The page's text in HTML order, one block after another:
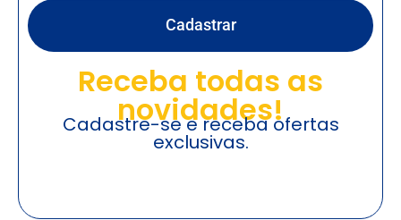
Cadastrar
Receba todas as
novidades!
Cadastre-se e receba ofertas
exclusivas.